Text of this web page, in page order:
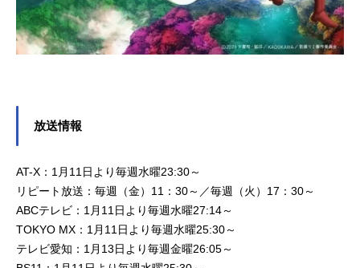
放送情報
AT-X：1月11日より毎週水曜23:30～
リピート放送：毎週（金）11：30～／毎週（火）17：30～
ABCテレビ：1月11日より毎週水曜27:14～
TOKYO MX：1月11日より毎週水曜25:30～
テレビ愛知：1月13日より毎週金曜26:05～